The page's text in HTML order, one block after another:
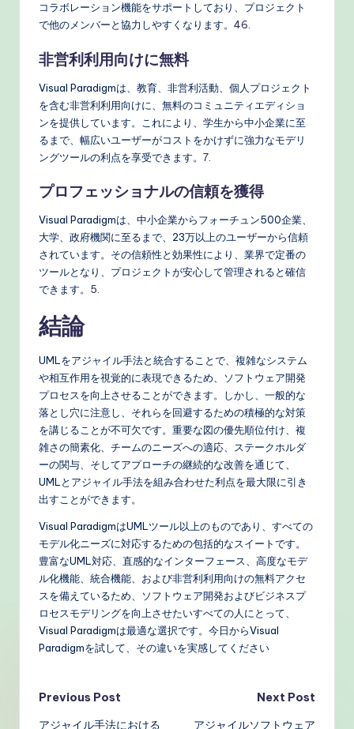
コラボレーション機能をサポートしており、プロジェクト
で他のメンバーと協力しやすくなります。 46.
非営利利用向けに無料
Visual Paradigmは、教育、非営利活動、個人プロジェクト
を含む非営利利用向けに、無料のコミュニティエディショ
ンを提供しています。これにより、学生から中小企業に至
るまで、幅広いユーザーがコストをかけずに強力なモデリ
ングツールの利点を享受できます。 7
プロフェッショナルの信頼を獲得
Visual Paradigmは、中小企業からフォーチュン500企業、
大学、政府機関に至るまで、23万以上のユーザーから信頼
されています。その信頼性と効果性により、業界で定番の
ツールとなり、プロジェクトが安心して管理されると確信
できます。 5
結論
UMLをアジャイル手法と統合することで、複雑なシステム
や相互作用を視覚的に表現できるため、ソフトウェア開発
プロセスを向上させることができます。しかし、一般的な
落とし穴に注意し、それらを回避するための積極的な対策
を講じることが不可欠です。重要な図の優先順位付け、複
雑さの簡素化、チームのニーズへの適応、ステークホルダ
ーの関与、そしてアプローチの継続的な改善を通じて、
UMLとアジャイル手法を組み合わせた利点を最大限に引き
出すことができます。
Visual ParadigmはUMLツール以上のものであり、すべての
モデル化ニーズに対応するための包括的なスイートです。
豊富なUML対応、直感的なインターフェース、高度なモデ
ル化機能、統合機能、および非営利利用向けの無料アクセ
スを備えているため、ソフトウェア開発およびビジネスプ
ロセスモデリングを向上させたいすべての人にとって、
Visual Paradigmは最適な選択です。今日からVisual
Paradigmを試して、その違いを実感してください
Post
Previous Post
アジャイル手法における
Next Post
アジャイルソフトウェア